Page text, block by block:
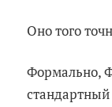
Оно того
Формально,